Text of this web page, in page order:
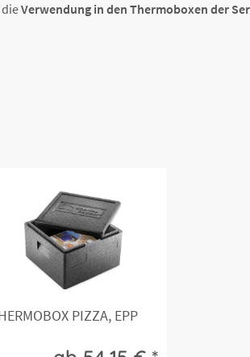
Verwendung in den Thermoboxen der
PIZZA, EPP